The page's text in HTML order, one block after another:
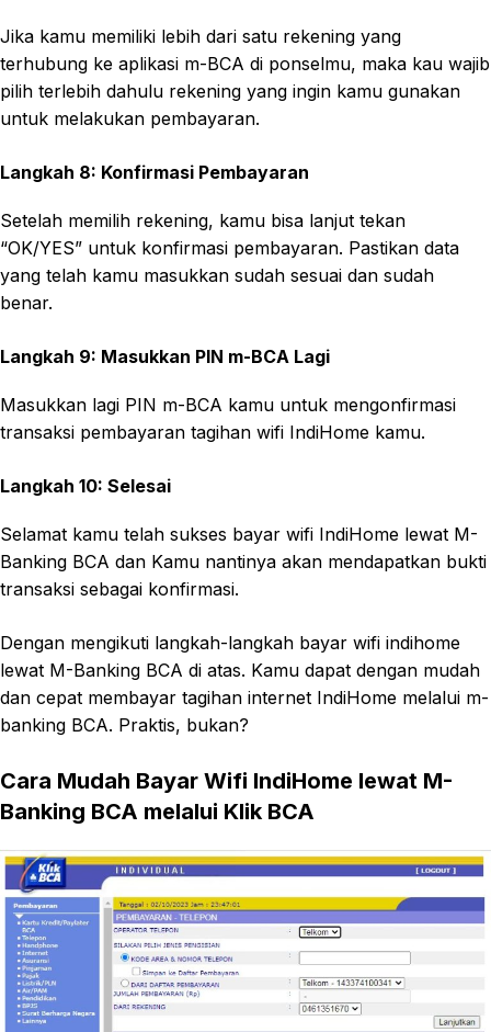
Jika kamu memiliki lebih dari satu rekening yang
terhubung ke aplikasi m-BCA di ponselmu, maka kau wajib
pilih terlebih dahulu rekening yang ingin kamu gunakan
untuk melakukan pembayaran.
Langkah 8: Konfirmasi Pembayaran
Setelah memilih rekening, kamu bisa lanjut tekan
“OK/YES” untuk konfirmasi pembayaran. Pastikan data
yang telah kamu masukkan sudah sesuai dan sudah
benar.
Langkah 9: Masukkan PIN m-BCA Lagi
Masukkan lagi PIN m-BCA kamu untuk mengonfirmasi
transaksi pembayaran tagihan wifi IndiHome kamu.
Langkah 10: Selesai
Selamat kamu telah sukses bayar wifi IndiHome lewat M-
Banking BCA dan Kamu nantinya akan mendapatkan bukti
transaksi sebagai konfirmasi.
Dengan mengikuti langkah-langkah bayar wifi indihome
lewat M-Banking BCA di atas. Kamu dapat dengan mudah
dan cepat membayar tagihan internet IndiHome melalui m-
banking BCA. Praktis, bukan?
Cara Mudah Bayar Wifi IndiHome lewat M-
Banking BCA melalui Klik BCA